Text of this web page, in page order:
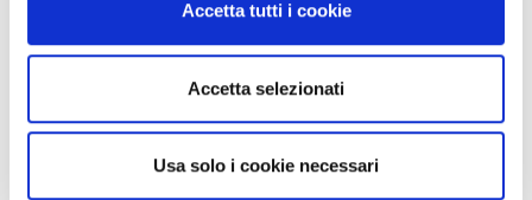
dalla Dichiarazione sui cookie.
Utilizziamo i cookie per personalizzare contenuti ed
analizzare il nostro traffico. Condividiamo inoltre
informazioni sul modo in cui utilizza il nostro sito con i
nostri partner che si occupano di analisi dei dati web,
Accetta tutti i cookie
Accetta selezionati
Usa solo i cookie necessari
pipetta della dimensione corrispondente al relativo
peso corporeo.
Interazioni:
Nessuna interazione nota.